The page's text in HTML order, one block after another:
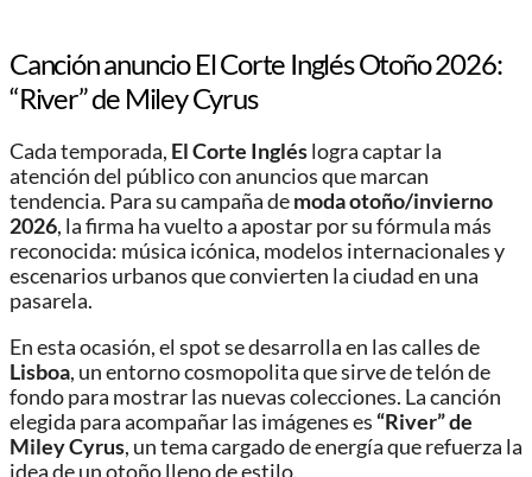
Canción anuncio El Corte Inglés Otoño 2026:
“River” de Miley Cyrus
Cada temporada, El Corte Ingléslogra captar la
atención del público con anuncios que marcan
tendencia. Para su campaña demoda otoño/invierno
2026, la firma ha vuelto a apostar por su fórmula más
reconocida: música icónica, modelos internacionales y
escenarios urbanos que convierten la ciudad en una
pasarela.
En esta ocasión, el spot se desarrolla en las calles de
Lisboa, un entorno cosmopolita que sirve de telón de
fondo para mostrar las nuevas colecciones. La canción
elegida para acompañar las imágenes es “River” de
Miley Cyrus, un tema cargado de energía que refuerza la
idea de un otoño lleno de estilo.